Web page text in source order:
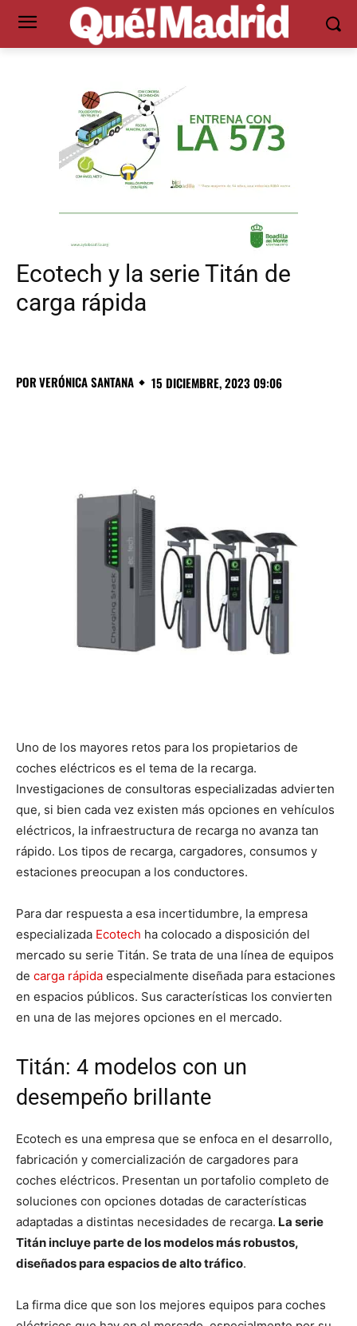
Ecotech y la serie Titán de
carga rápida
PORVERÓNICA SANTANA 15 DICIEMBRE, 2023 09:06
Uno de los mayores retos para los propietarios de
coches eléctricos es el tema de la recarga.
Investigaciones de consultoras especializadas advierten
que, si bien cada vez existen más opciones en vehículos
eléctricos, la infraestructura de recarga no avanza tan
rápido. Los tipos de recarga, cargadores, consumos y
estaciones preocupan a los conductores.
Para dar respuesta a esa incertidumbre, la empresa
especializada Ecotech ha colocado a disposición del
mercado su serie Titán. Se trata de una línea de equipos
de carga rápida especialmente diseñada para estaciones
en espacios públicos. Sus características los convierten
en una de las mejores opciones en el mercado.
Titán: 4 modelos con un
desempeño brillante
Ecotech es una empresa que se enfoca en el desarrollo,
fabricación y comercialización de cargadores para
coches eléctricos. Presentan un portafolio completo de
soluciones con opciones dotadas de características
adaptadas a distintas necesidades de recarga. La serie
Titán incluye parte de los modelos más robustos,
diseñados para espacios de alto tráfico.
La firma dice que son los mejores equipos para coches